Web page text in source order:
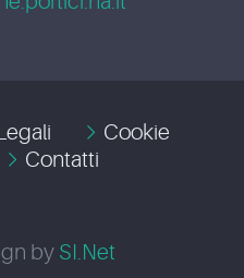
Cookie
Contatti
by SI.Net